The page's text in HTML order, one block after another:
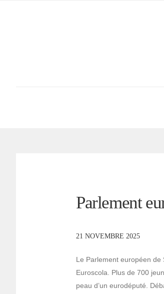
Parlement
21 NOVEMBRE 2025
Le Parlement européen
Euroscola. Plus de 700
peau d’un eurodéputé.